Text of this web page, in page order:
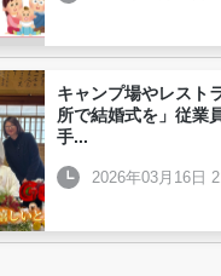
キャンプ場やレスト
所で結婚式を」従業
手...
2026年03月16日